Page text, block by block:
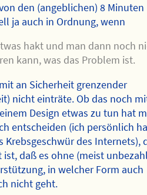
den (angeblichen) 8 Minuten
ja auch in Ordnung, wenn
hakt und man dann noch
kann, was das Problem ist.
an Sicherheit grenzender
nicht einträte. Ob das noch
Design etwas zu tun hat
entscheiden (ich persönlich
Krebsgeschwür des Internets),
daß es ohne (meist
in welcher Form auch
nicht geht.